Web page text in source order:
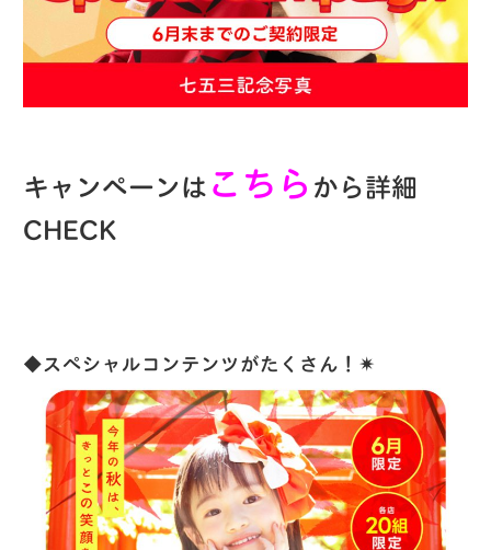
キャンペーンは こちら から詳細
CHECK
◆スペシャルコンテンツがたくさん！✴︎